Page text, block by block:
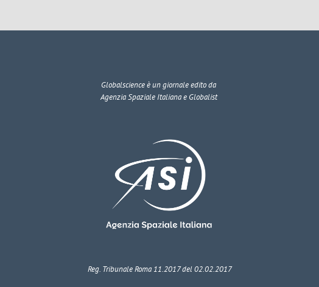
Globalscienceè un giornale edito da
Agenzia Spaziale Italiana e Globalist
Reg. Tribunale Roma 11.2017 del 02.02.2017